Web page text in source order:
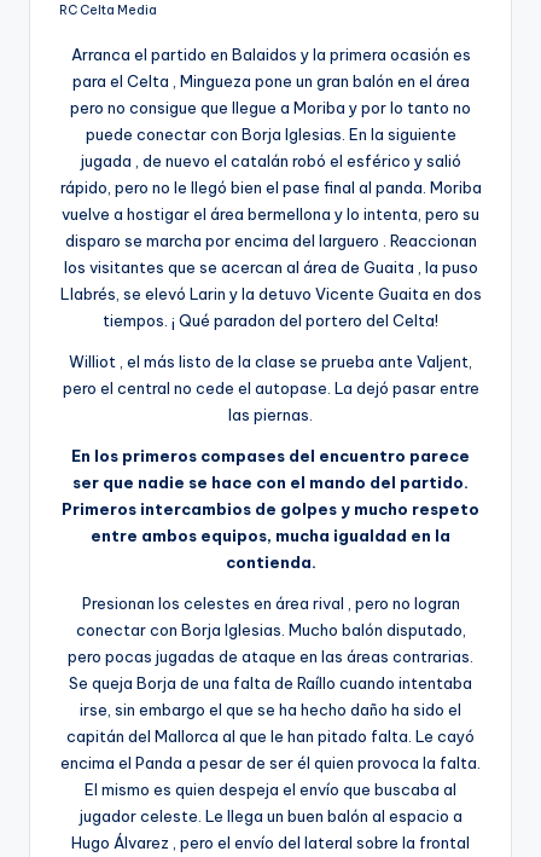
RC Celta Media
Arranca el partido en Balaidos y la primera ocasión es
para el Celta , Mingueza pone un gran balón en el área
pero no consigue que llegue a Moriba y por lo tanto no
puede conectar con Borja Iglesias. En la siguiente
jugada , de nuevo el catalán robó el esférico y salió
rápido, pero no le llegó bien el pase final al panda. Moriba
vuelve a hostigar el área bermellona y lo intenta, pero su
disparo se marcha por encima del larguero . Reaccionan
los visitantes que se acercan al área de Guaita , la puso
Llabrés, se elevó Larin y la detuvo Vicente Guaita en dos
tiempos. ¡ Qué paradon del portero del Celta!
Williot , el más listo de la clase se prueba ante Valjent,
pero el central no cede el autopase. La dejó pasar entre
las piernas.
En los primeros compases del encuentro parece
ser que nadie se hace con el mando del partido.
Primeros intercambios de golpes y mucho respeto
entre ambos equipos, mucha igualdad en la
contienda.
Presionan los celestes en área rival , pero no logran
conectar con Borja Iglesias. Mucho balón disputado,
pero pocas jugadas de ataque en las áreas contrarias.
Se queja Borja de una falta de Raíllo cuando intentaba
irse, sin embargo el que se ha hecho daño ha sido el
capitán del Mallorca al que le han pitado falta. Le cayó
encima el Panda a pesar de ser él quien provoca la falta.
El mismo es quien despeja el envío que buscaba al
jugador celeste. Le llega un buen balón al espacio a
Hugo Álvarez , pero el envío del lateral sobre la frontal